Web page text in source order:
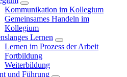
Kommunikation im Kollegium
Gemeinsames Handeln im
Kollegium
Lernen
Lernen im Prozess der Arbeit
Fortbildung
Weiterbildung
und Führung